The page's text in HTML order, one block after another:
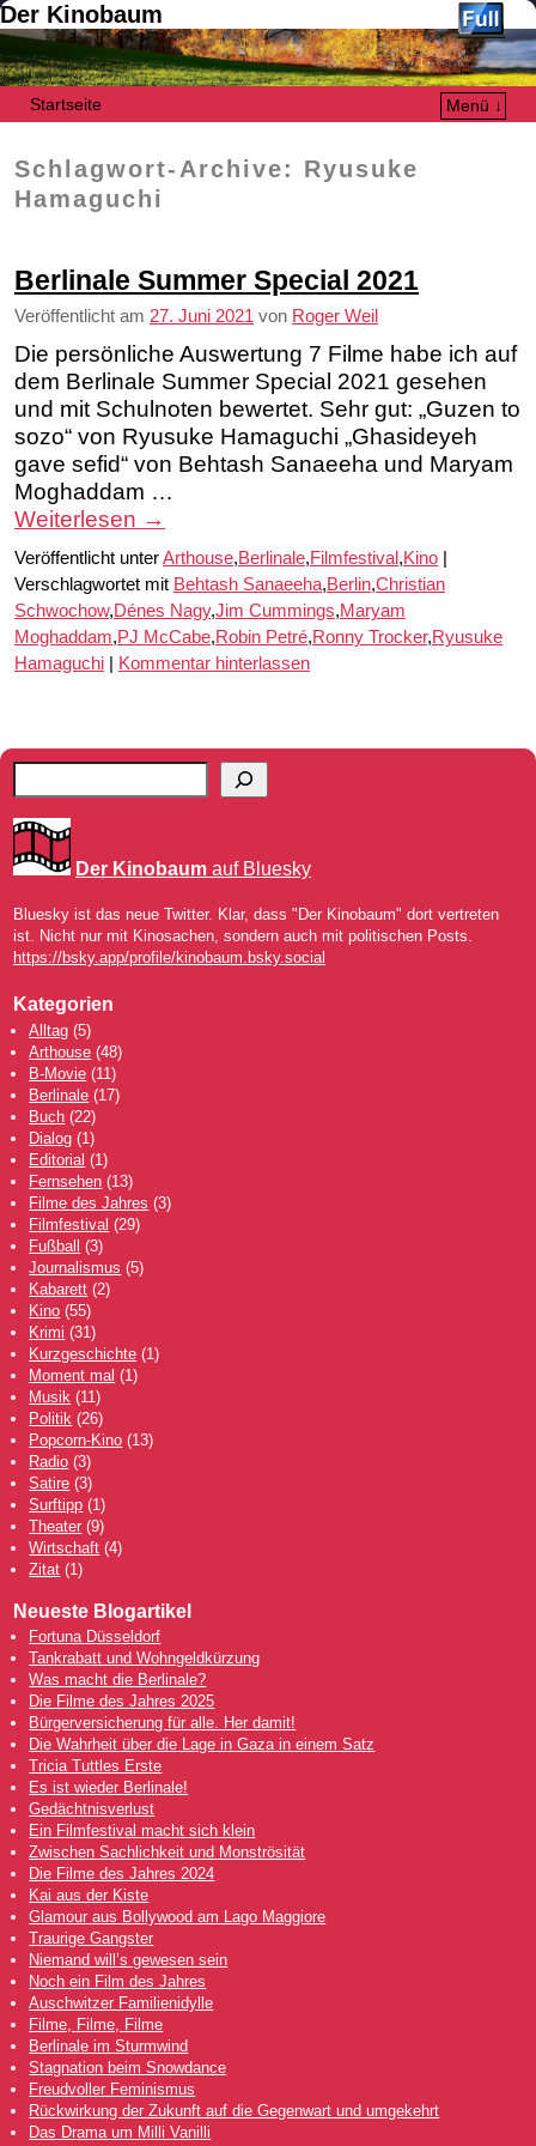
Der Kinobaum
Startseite
Menü ↓
Schlagwort-Archive: Ryusuke
Hamaguchi
Berlinale Summer Special 2021
Veröffentlicht am 27. Juni 2021 von Roger Weil
Die persönliche Auswertung 7 Filme habe ich auf
dem Berlinale Summer Special 2021 gesehen
und mit Schulnoten bewertet. Sehr gut: „Guzen to
sozo“ von Ryusuke Hamaguchi „Ghasideyeh
gave sefid“ von Behtash Sanaeeha und Maryam
Moghaddam …
Weiterlesen →
Veröffentlicht unterArthouse,Berlinale,Filmfestival ,Kino
Verschlagwortet mit Behtash Sanaeeha,Berlin,Christian
Schwochow,Dénes Nagy,Jim Cummings,Maryam
Moghaddam,PJ McCabe,Robin Petré,Ronny Trocker,Ryusuke
Hamaguchi
Kommentar hinterlassen
Der Kinobaum auf Bluesky
Bluesky ist das neue Twitter. Klar, dass "Der Kinobaum" dort vertreten
ist. Nicht nur mit Kinosachen, sondern auch mit politischen Posts.
https://bsky.app/profile/kinobaum.bsky.social
Kategorien
Alltag (5)
Arthouse (48)
B-Movie (11)
Berlinale (17)
Buch (22)
Dialog (1)
Editorial (1)
Fernsehen (13)
Filme des Jahres (3)
Filmfestival (29)
Fußball (3)
Journalismus (5)
Kabarett (2)
Kino (55)
Krimi (31)
Kurzgeschichte (1)
Moment mal (1)
Musik (11)
Politik (26)
Popcorn-Kino (13)
Radio (3)
Satire (3)
Surftipp (1)
Theater (9)
Wirtschaft (4)
Zitat (1)
Neueste Blogartikel
Fortuna Düsseldorf
Tankrabatt und Wohngeldkürzung
Was macht die Berlinale?
Die Filme des Jahres 2025
Bürgerversicherung für alle. Her damit!
Die Wahrheit über die Lage in Gaza in einem Satz
Tricia Tuttles Erste
Es ist wieder Berlinale!
Gedächtnisverlust
Ein Filmfestival macht sich klein
Zwischen Sachlichkeit und Monströsität
Die Filme des Jahres 2024
Kai aus der Kiste
Glamour aus Bollywood am Lago Maggiore
Traurige Gangster
Niemand will’s gewesen sein
Noch ein Film des Jahres
Auschwitzer Familienidylle
Filme, Filme, Filme
Berlinale im Sturmwind
Stagnation beim Snowdance
Freudvoller Feminismus
Rückwirkung der Zukunft auf die Gegenwart und umgekehrt
Das Drama um Milli Vanilli